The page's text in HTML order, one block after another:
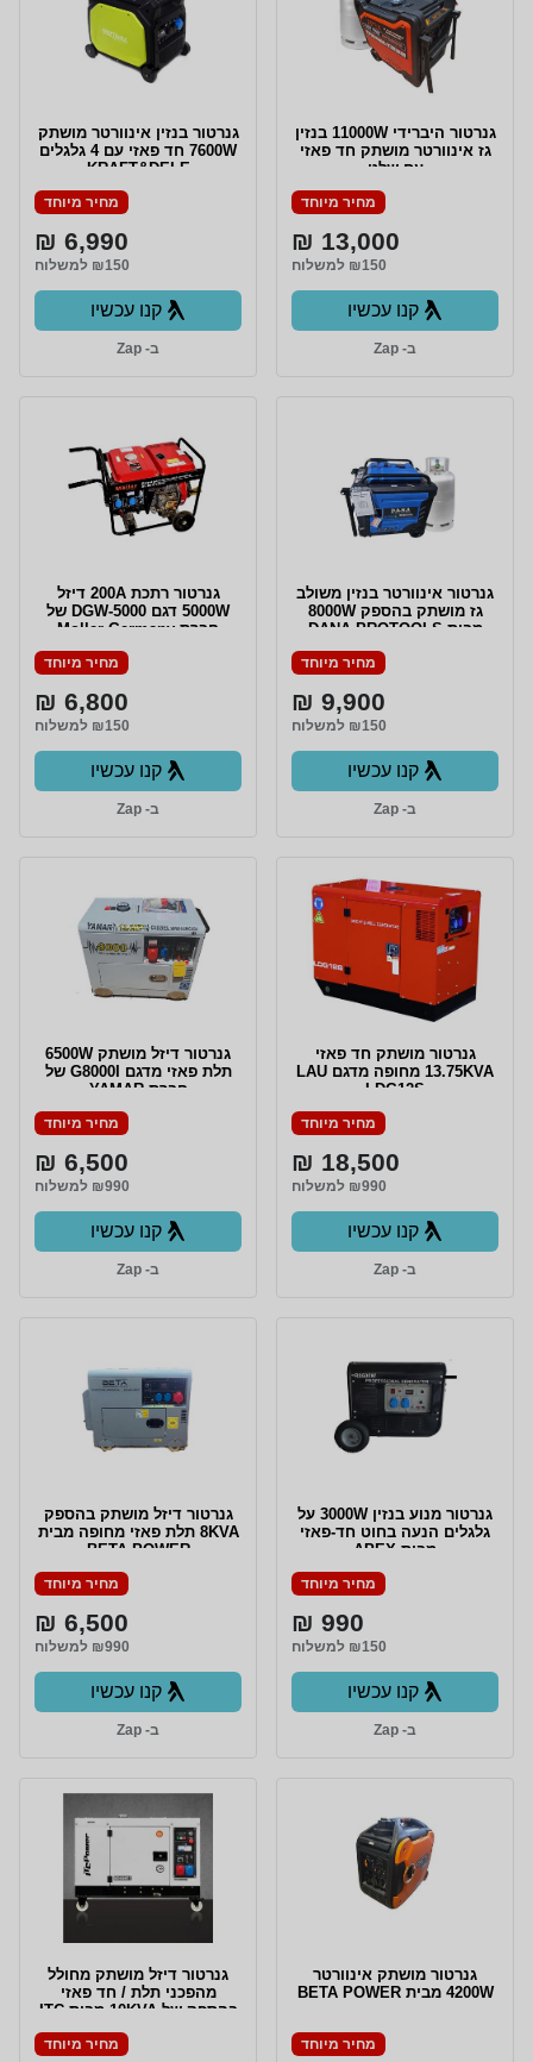
גנרטור היברידי 11000W בנזין
גז אינוורטר מושתק חד פאזי
עם שלט
מחיר מיוחד
13,000 ₪
₪150 למשלוח
קנו עכשיו
ב- Zap
גנרטור בנזין אינוורטר מושתק
7600W חד פאזי עם 4 גלגלים
KRAFT&DELE
מחיר מיוחד
6,990 ₪
₪150 למשלוח
קנו עכשיו
ב- Zap
גנרטור אינוורטר בנזין משולב
גז מושתק בהספק 8000W
מבית DANA PROTOOLS
מחיר מיוחד
9,900 ₪
₪150 למשלוח
קנו עכשיו
ב- Zap
גנרטור רתכת 200A דיזל
5000W דגם DGW-5000 של
חברת Moller Germany
מחיר מיוחד
6,800 ₪
₪150 למשלוח
קנו עכשיו
ב- Zap
גנרטור מושתק חד פאזי
13.75KVA מחופה מדגם LAU
LDG12S
מחיר מיוחד
18,500 ₪
₪990 למשלוח
קנו עכשיו
ב- Zap
גנרטור דיזל מושתק 6500W
תלת פאזי מדגם G8000I של
חברת YAMAR
מחיר מיוחד
6,500 ₪
₪990 למשלוח
קנו עכשיו
ב- Zap
גנרטור מנוע בנזין 3000W על
גלגלים הנעה בחוט חד-פאזי
מבית APEX
מחיר מיוחד
990 ₪
₪150 למשלוח
קנו עכשיו
ב- Zap
גנרטור דיזל מושתק בהספק
8KVA תלת פאזי מחופה מבית
BETA POWER
מחיר מיוחד
6,500 ₪
₪990 למשלוח
קנו עכשיו
ב- Zap
גנרטור מושתק אינוורטר
4200W מבית BETA POWER
מחיר מיוחד
גנרטור דיזל מושתק מחולל
מהפכני תלת / חד פאזי
בהספק של 10KVA מבית ITC
POWER
מחיר מיוחד